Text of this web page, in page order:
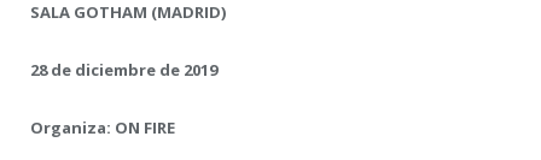
SALA GOTHAM (MADRID)
28 de diciembre de 2019
Organiza: ON FIRE